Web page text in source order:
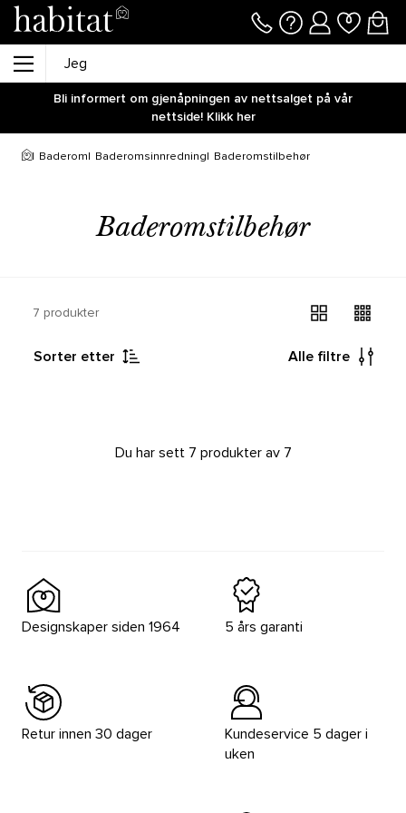
Bli informert om gjenåpningen av nettsalget på vår
nettside! Klikk her
Baderom Baderomsinnredning Baderomstilbehør
Baderomstilbehør
7 produkter
Sorter etter Alle filtre
Du har sett 7 produkter av 7
Designskaper siden 1964 5 års garanti
Retur innen 30 dager
Kundeservice 5 dager i
uken